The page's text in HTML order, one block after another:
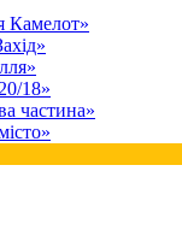
Камелот»
18»
частина»